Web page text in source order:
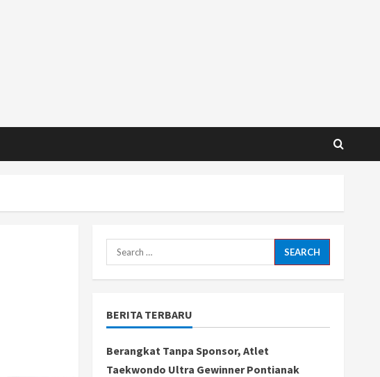
Search
for:
BERITA TERBARU
Berangkat Tanpa Sponsor, Atlet
Taekwondo Ultra Gewinner Pontianak